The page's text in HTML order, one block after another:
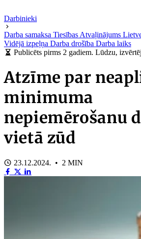
Darbinieki
Darba samaksa Tiesības Atvaļinājums
Vidējā izpeļņa Darba drošība Darba laiks
Publicēts pirms 2 gadiem. Lūdzu,
Atzīme par
minimuma
nepiemērošanu
vietā zūd
23.12.2024. • 2 MIN